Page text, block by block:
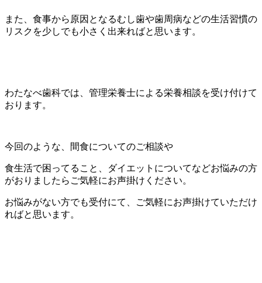
また、食事から原因となるむし歯や歯周病などの生活習慣の
リスクを少しでも小さく出来ればと思います。
わたなべ歯科では、管理栄養士による栄養相談を受け付けて
おります。
今回のような、間食についてのご相談や
食生活で困ってること、ダイエットについてなどお悩みの方
がおりましたらご気軽にお声掛けください。
お悩みがない方でも受付にて、ご気軽にお声掛けていただけ
ればと思います。